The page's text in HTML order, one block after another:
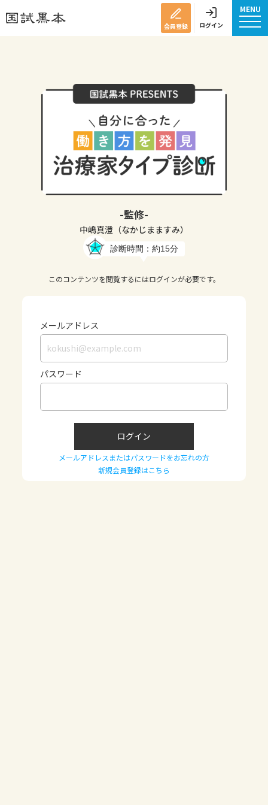
会員登録 ログイン
MENU
-監修-
中嶋真澄（なかじまますみ）
診断時間：約15分
このコンテンツを閲覧するにはログインが必要です。
メールアドレス
パスワード
ログイン
メールアドレスまたはパスワードをお忘れの方
新規会員登録はこちら